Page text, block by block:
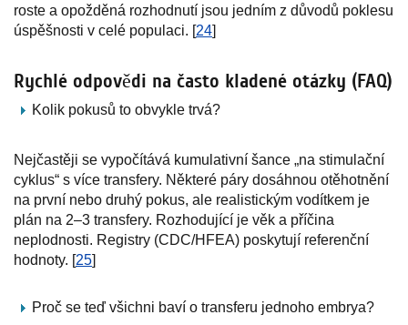
roste a opožděná rozhodnutí jsou jedním z důvodů poklesu
úspěšnosti v celé populaci. [24]
Rychlé odpovědi na často kladené otázky (FAQ)
Kolik pokusů to obvykle trvá?
Nejčastěji se vypočítává kumulativní šance „na stimulační
cyklus“ s více transfery. Některé páry dosáhnou otěhotnění
na první nebo druhý pokus, ale realistickým vodítkem je
plán na 2–3 transfery. Rozhodující je věk a příčina
neplodnosti. Registry (CDC/HFEA) poskytují referenční
hodnoty. [25]
Proč se teď všichni baví o transferu jednoho embrya?